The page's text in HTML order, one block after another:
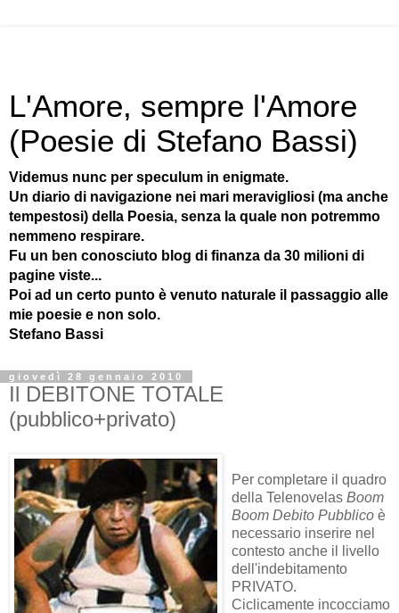
L'Amore, sempre l'Amore
(Poesie di Stefano Bassi)
Videmus nunc per speculum in enigmate.
Un diario di navigazione nei mari meravigliosi (ma anche
tempestosi) della Poesia, senza la quale non potremmo
nemmeno respirare.
Fu un ben conosciuto blog di finanza da 30 milioni di
pagine viste...
Poi ad un certo punto è venuto naturale il passaggio alle
mie poesie e non solo.
Stefano Bassi
giovedì 28 gennaio 2010
Il DEBITONE TOTALE
(pubblico+privato)
Per completare il quadro
della Telenovelas Boom
Boom Debito Pubblico è
necessario inserire nel
contesto anche il livello
dell'indebitamento
PRIVATO.
Ciclicamente incocciamo